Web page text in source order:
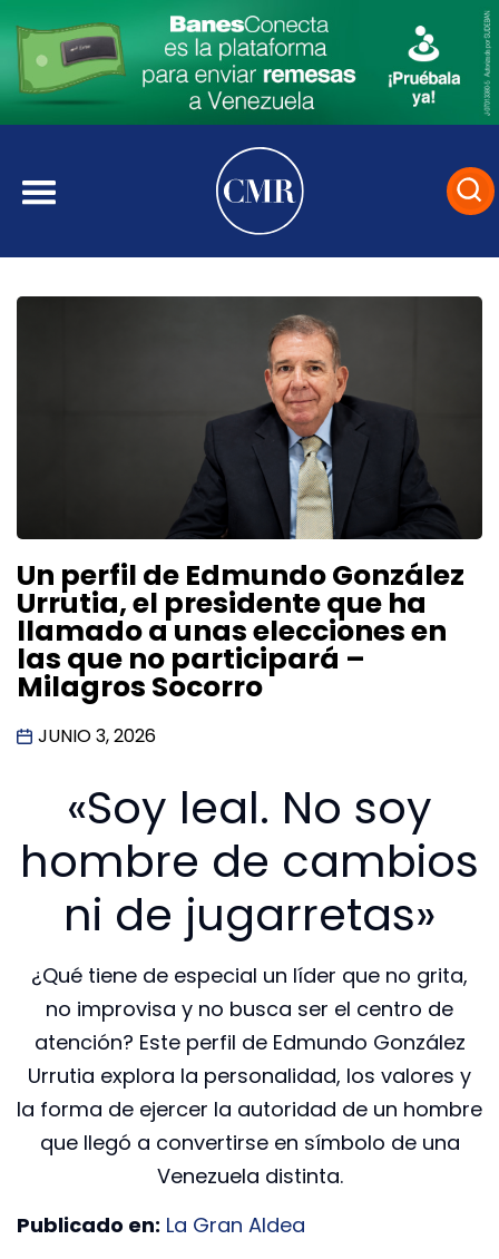
Un perfil de Edmundo González
Urrutia, el presidente que ha
llamado a unas elecciones en
las que no participará –
Milagros Socorro
JUNIO 3, 2026
«Soy leal. No soy
hombre de cambios
ni de jugarretas»
¿Qué tiene de especial un líder que no grita,
no improvisa y no busca ser el centro de
atención? Este perfil de Edmundo González
Urrutia explora la personalidad, los valores y
la forma de ejercer la autoridad de un hombre
que llegó a convertirse en símbolo de una
Venezuela distinta.
Publicado en: La Gran Aldea